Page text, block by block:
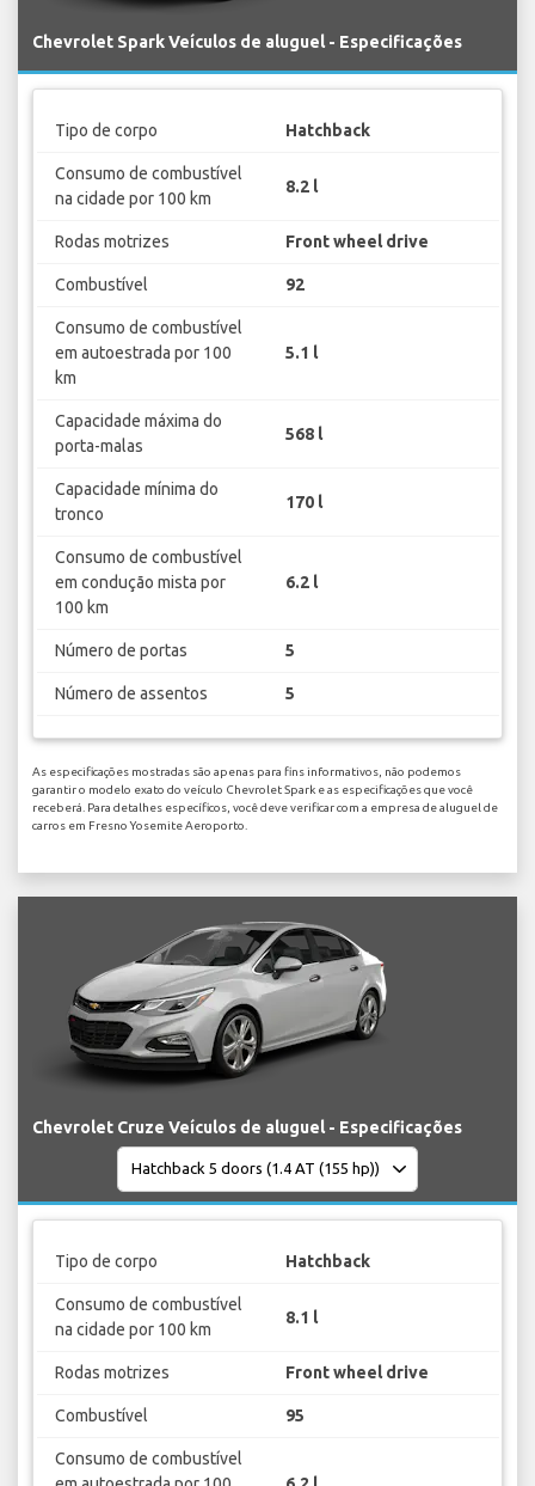
Chevrolet Spark Veículos de aluguel - Especificações
Tipo de corpo Hatchback
Consumo de combustível
na cidade por 100 km
8.2 l
Rodas motrizes Front wheel drive
Combustível 92
Consumo de combustível
em autoestrada por 100
km
5.1 l
Capacidade máxima do
porta-malas
568 l
Capacidade mínima do
tronco
170 l
Consumo de combustível
em condução mista por
100 km
6.2 l
Número de portas 5
Número de assentos 5
As especificações mostradas são apenas para fins informativos, não podemos
garantir o modelo exato do veículo Chevrolet Spark e as especificações que você
receberá. Para detalhes específicos, você deve verificar com a empresa de aluguel de
carros em Fresno Yosemite Aeroporto.
Chevrolet Cruze Veículos de aluguel - Especificações
Tipo de corpo Hatchback
Consumo de combustível
na cidade por 100 km
8.1 l
Rodas motrizes Front wheel drive
Combustível 95
Consumo de combustível